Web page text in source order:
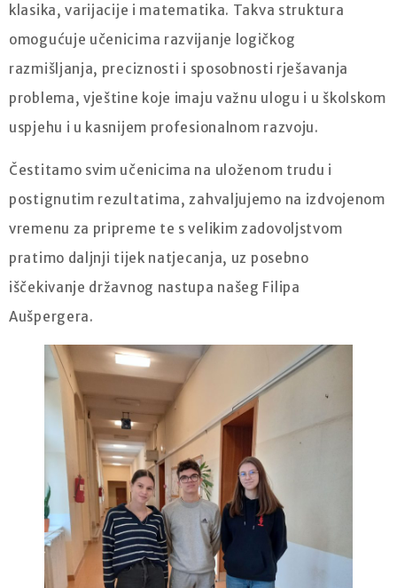
klasika, varijacije i matematika. Takva struktura
omogućuje učenicima razvijanje logičkog
razmišljanja, preciznosti i sposobnosti rješavanja
problema, vještine koje imaju važnu ulogu i u školskom
uspjehu i u kasnijem profesionalnom razvoju.
Čestitamo svim učenicima na uloženom trudu i
postignutim rezultatima, zahvaljujemo na izdvojenom
vremenu za pripreme te s velikim zadovoljstvom
pratimo daljnji tijek natjecanja, uz posebno
iščekivanje državnog nastupa našeg Filipa
Aušpergera.